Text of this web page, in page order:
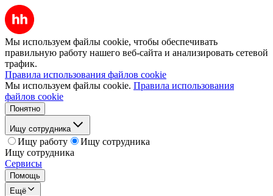
Мы используем файлы cookie, чтобы обеспечивать
правильную работу нашего веб-сайта и анализировать сетевой
трафик.
Правила использования файлов cookie
Мы используем файлы cookie. Правила использования
файлов cookie
Понятно
Ищу сотрудника
Ищу работу
Ищу сотрудника
Ищу сотрудника
Сервисы
Помощь
Ещё